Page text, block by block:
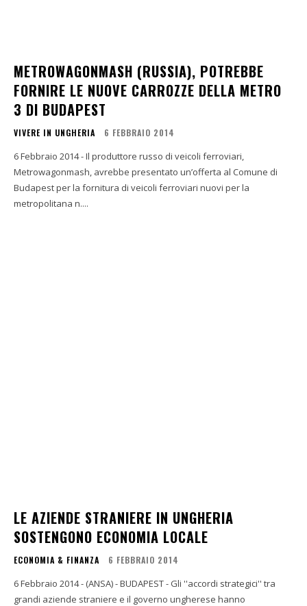
METROWAGONMASH (RUSSIA), POTREBBE
FORNIRE LE NUOVE CARROZZE DELLA METRO
3 DI BUDAPEST
VIVERE IN UNGHERIA 6 FEBBRAIO 2014
6 Febbraio 2014 - Il produttore russo di veicoli ferroviari,
Metrowagonmash, avrebbe presentato un’offerta al Comune di
Budapest per la fornitura di veicoli ferroviari nuovi per la
metropolitana n....
LE AZIENDE STRANIERE IN UNGHERIA
SOSTENGONO ECONOMIA LOCALE
ECONOMIA & FINANZA 6 FEBBRAIO 2014
6 Febbraio 2014 - (ANSA) - BUDAPEST - Gli ''accordi strategici'' tra
grandi aziende straniere e il governo ungherese hanno